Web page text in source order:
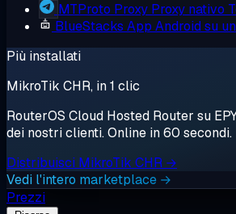
MTProto Proxy Proxy nativo
BlueStacks App Android su
Più installati
MikroTik CHR, in 1 clic
RouterOS Cloud Hosted Router su
dei nostri clienti. Online in 60 secondi.
Distribuisci MikroTik CHR →
Vedi l'intero marketplace →
Prezzi